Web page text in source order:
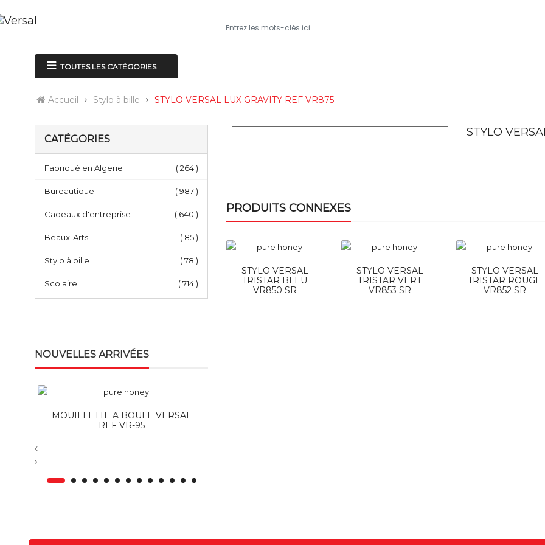
TOUTES LES CATÉGORIES
Accueil Stylo à bille STYLO VERSAL LUX GRAVITY REF VR875
CATÉGORIES
Fabriqué en Algerie ( 264 )
Bureautique ( 987 )
Cadeaux d'entreprise ( 640 )
Beaux-Arts ( 85 )
Stylo à bille ( 78 )
Scolaire ( 714 )
NOUVELLES ARRIVÉES
MOUILLETTE A BOULE VERSAL
REF VR-95
STYLO
PRODUITS CONNEXES
STYLO VERSAL
TRISTAR BLEU
VR850 SR
STYLO VERSAL
TRISTAR VERT
VR853 SR
STYLO VERSAL
TRISTAR ROUGE
VR852 SR